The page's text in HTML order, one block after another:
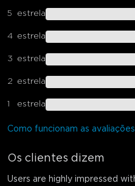
5 estrela
4 estrela
3 estrela
2 estrela
1 estrela
Como funcionam as
Os clientes dizem
Users are highly impressed